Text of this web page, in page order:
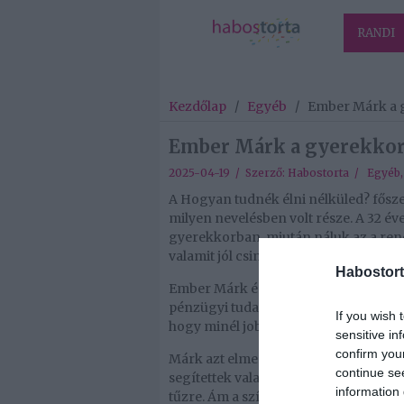
If you wish
sensitive
confirm
continue
information
RANDI
Kezdőlap / Egyéb / Ember Márk
Ember Márk a
2025-04-19 / Szerző: Habostorta / Egyéb,
A Hogyan tudnék élni nélküled?
milyen nevelésben volt része. A 32
gyerekkorban, miután náluk az a
valamit jól csináltak, hanem ők
Ember Márk és Peller Mariann az
pénzügyi tudatosság volt a téma. A
hogy minél jobban megbecsülje a
Márk azt elmesélte, náluk úgy
segítettek valamiben, hanem nekik
tűzre. Ám a színész szerint ez nála